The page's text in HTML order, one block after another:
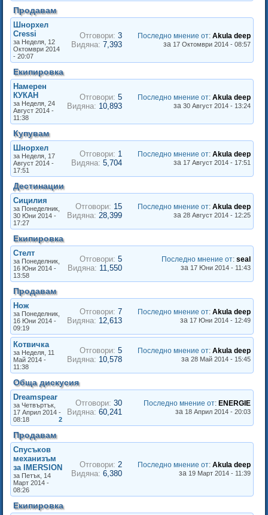
Продавам
Шнорхел
Cressi
Отговори: 3
Видяна: 7,393
Последно мнение от: Akula deep
за 17 Октомври 2014 - 08:57
за Неделя, 12
Октомври 2014
- 20:07
Екипировка
Намерен
КУКАН
Отговори: 5
Видяна: 10,893
Последно мнение от: Akula deep
за 30 Август 2014 - 13:24
за Неделя, 24
Август 2014 -
11:38
Купувам
Шнорхел
Отговори: 1
Видяна: 5,704
Последно мнение от: Akula deep
за 17 Август 2014 - 17:51
за Неделя, 17
Август 2014 -
17:51
Дестинации
Сицилия
Отговори: 15
Видяна: 28,399
Последно мнение от: Akula deep
за 28 Август 2014 - 12:25
за Понеделник,
30 Юни 2014 -
17:27
Екипировка
Стелт
Отговори: 5
Видяна: 11,550
Последно мнение от: seal
за 17 Юни 2014 - 11:43
за Понеделник,
16 Юни 2014 -
13:58
Продавам
Нож
Отговори: 7
Видяна: 12,613
Последно мнение от: Akula deep
за 17 Юни 2014 - 12:49
за Понеделник,
16 Юни 2014 -
09:19
Котвичка
Отговори: 5
Видяна: 10,578
Последно мнение от: Akula deep
за 28 Май 2014 - 15:45
за Неделя, 11
Май 2014 -
11:38
Обща дискусия
Dreamspear
Отговори: 30
Видяна: 60,241
Последно мнение от: ENERGIE
за 18 Април 2014 - 20:03
за Четвъртък,
17 Април 2014 -
08:18
2
Продавам
Спусъков
механизъм
за IMERSION
Отговори: 2
Видяна: 6,380
Последно мнение от: Akula deep
за 19 Март 2014 - 11:39
за Петък, 14
Март 2014 -
08:26
Екипировка